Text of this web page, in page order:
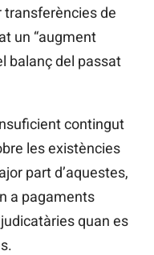
transferències de
un “augment
balanç del passat
contingut
les existències
part d’aquestes,
a pagaments
quan es